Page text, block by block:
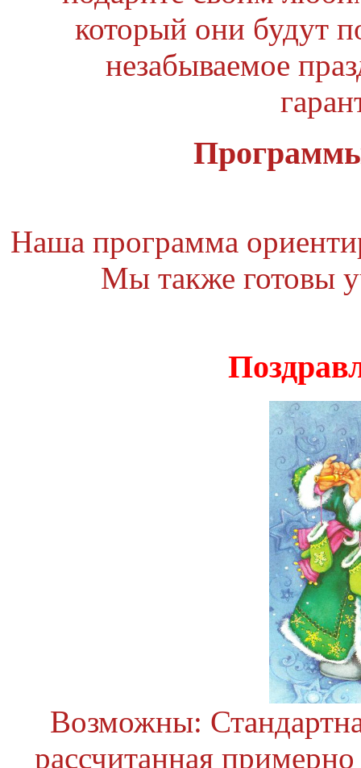
который они будут
незабываемое
Наша программа
Мы также готовы
Возможны:
рассчитанная